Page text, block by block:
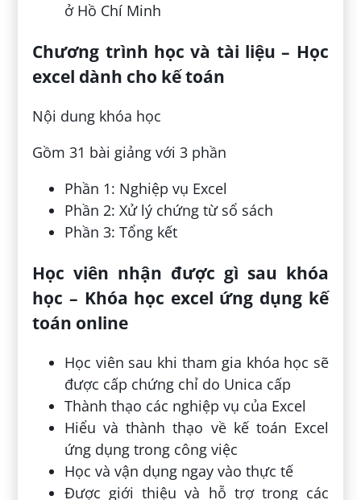
ở Hồ Chí Minh
Chương trình học và tài liệu – Học
excel dành cho kế toán
Nội dung khóa học
Gồm 31 bài giảng với 3 phần
Phần 1: Nghiệp vụ Excel
Phần 2: Xử lý chứng từ sổ sách
Phần 3: Tổng kết
Học viên nhận được gì sau khóa
học – Khóa học excel ứng dụng kế
toán online
Học viên sau khi tham gia khóa học sẽ
được cấp chứng chỉ do Unica cấp
Thành thạo các nghiệp vụ của Excel
Hiểu và thành thạo về kế toán Excel
ứng dụng trong công việc
Học và vận dụng ngay vào thực tế
Được giới thiệu và hỗ trợ trong các